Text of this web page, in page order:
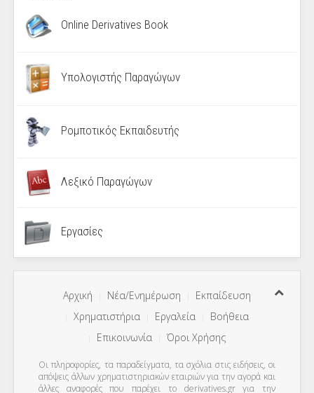
Online Derivatives Book
Υπολογιστής Παραγώγων
Ρομποτικός Εκπαιδευτής
Λεξικό Παραγώγων
Εργασίες
Αρχική Νέα/Ενημέρωση
Εκπαίδευση
Χρηματιστήρια
Εργαλεία
Βοήθεια
Επικοινωνία
Όροι Χρήσης
Οι πληροφορίες, τα παραδείγματα, τα σχόλια στις ειδήσεις, οι
απόψεις άλλων χρηματιστηριακών εταιριών για την αγορά και
άλλες αναφορές που παρέχει το derivatives.gr για την